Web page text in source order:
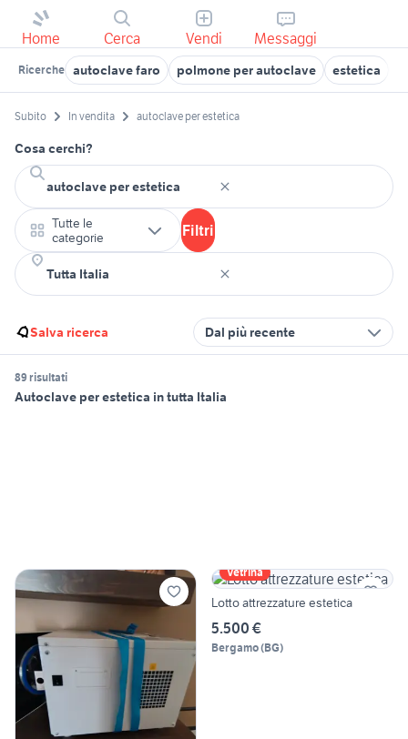
Home Cerca Vendi Messaggi
Ricerche autoclave faro polmone per autoclave estetica
Subito In vendita autoclave per estetica
Cosa cerchi?
Tutte le
categorie
Filtri
Salva ricerca Dal più recente
89 risultati
Autoclave per estetica in tutta Italia
Vetrina
Lotto attrezzature estetica
5.500 €
Bergamo(BG)